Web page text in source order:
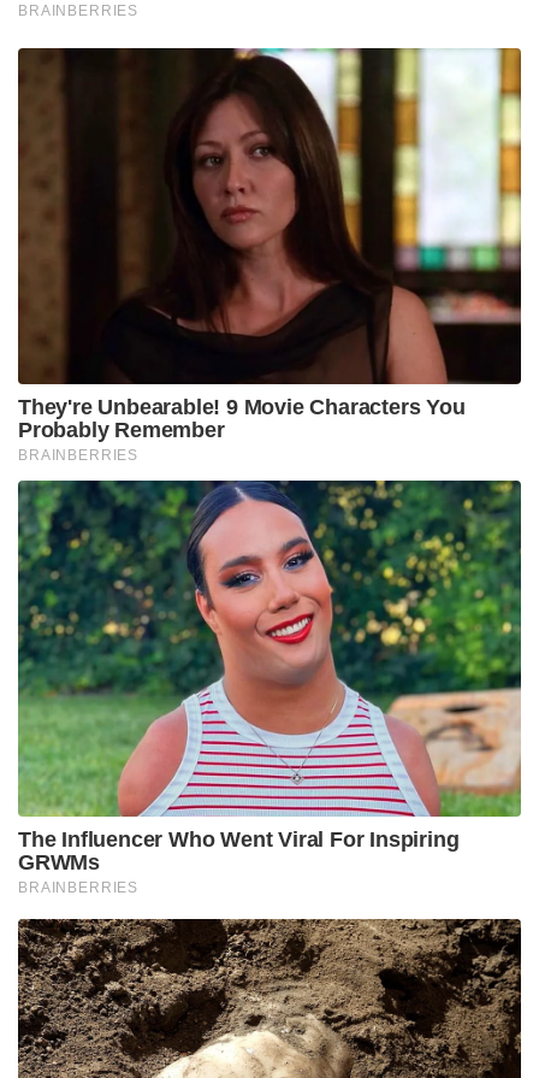
BRAINBERRIES
They're Unbearable! 9 Movie Characters You
Probably Remember
BRAINBERRIES
The Influencer Who Went Viral For Inspiring
GRWMs
BRAINBERRIES